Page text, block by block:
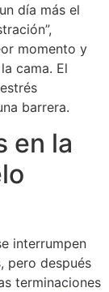
día más el
momento y
cama. El
barrera.
en la
interrumpen
pero después
terminaciones